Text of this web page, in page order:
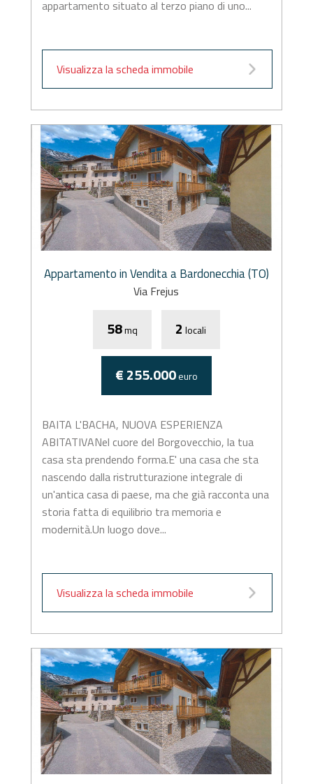
appartamento situato al terzo piano di uno...
Visualizza la scheda immobile
Appartamento in Vendita a Bardonecchia (TO)
Via Frejus
58mq 2 locali
€ 255.000euro
BAITA L'BACHA, NUOVA ESPERIENZA
ABITATIVANel cuore del Borgovecchio, la tua
casa sta prendendo forma.E' una casa che sta
nascendo dalla ristrutturazione integrale di
un'antica casa di paese, ma che già racconta una
storia fatta di equilibrio tra memoria e
modernità.Un luogo dove...
Visualizza la scheda immobile